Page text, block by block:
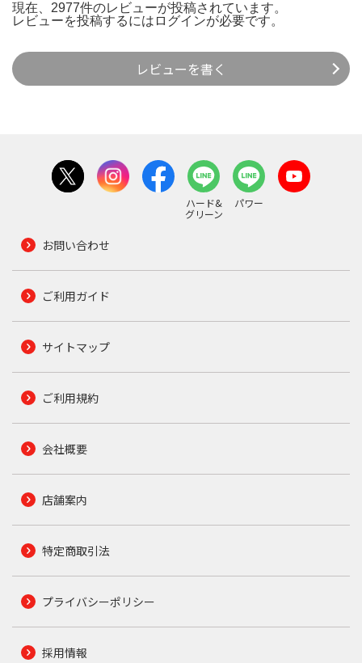
現在、2977件のレビューが投稿されています。
レビューを投稿するには ログインが必要です。
レビューを書く
ハード&
グリーン
パワー
お問い合わせ
ご利用ガイド
サイトマップ
ご利用規約
会社概要
店舗案内
特定商取引法
プライバシーポリシー
採用情報